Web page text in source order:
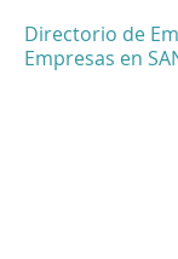
Directorio de
Empresas en